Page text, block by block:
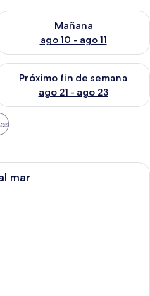
ago 9 - ago 10
Mañana
ago 10 - ago 11
la disponibilidad
fin de semana ago 14 -
Próximo fin de semana
ago 21 - ago 23
la disponibilidad
dormitorio con cama, ventana
mar